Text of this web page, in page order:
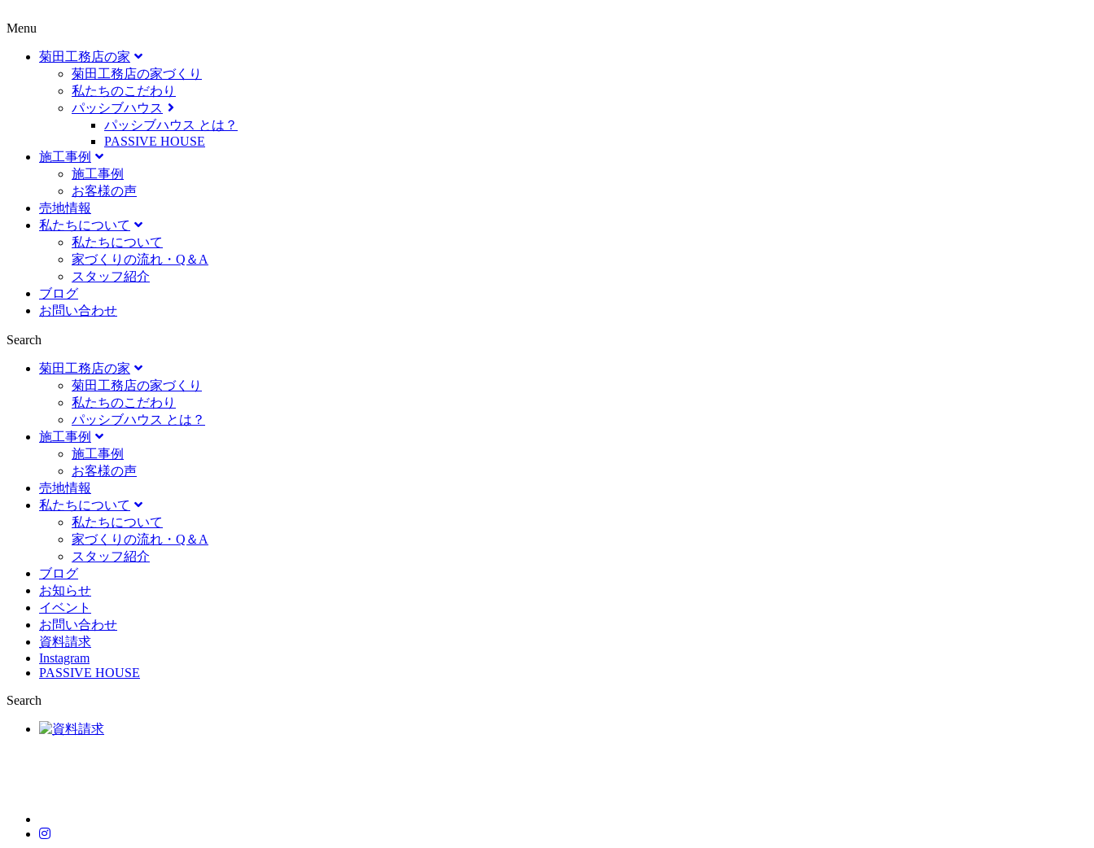
Menu
菊田工務店の家
菊田工務店の家づくり​
私たちのこだわり
パッシブハウス
パッシブハウス とは？
PASSIVE HOUSE
施工事例
施⼯事例
お客様の声
売地情報
私たちについて
私たちについて
家づくりの流れ・Q＆A
スタッフ紹介
ブログ
お問い合わせ
Search
菊田工務店の家
菊田工務店の家づくり​
私たちのこだわり
パッシブハウス とは？
施工事例
施⼯事例
お客様の声
売地情報
私たちについて
私たちについて
家づくりの流れ・Q＆A
スタッフ紹介
ブログ
お知らせ
イベント
お問い合わせ
資料請求
Instagram
PASSIVE HOUSE
Search